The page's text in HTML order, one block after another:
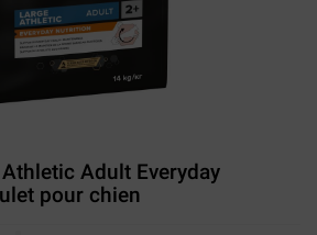
Adult Everyday
pour chien